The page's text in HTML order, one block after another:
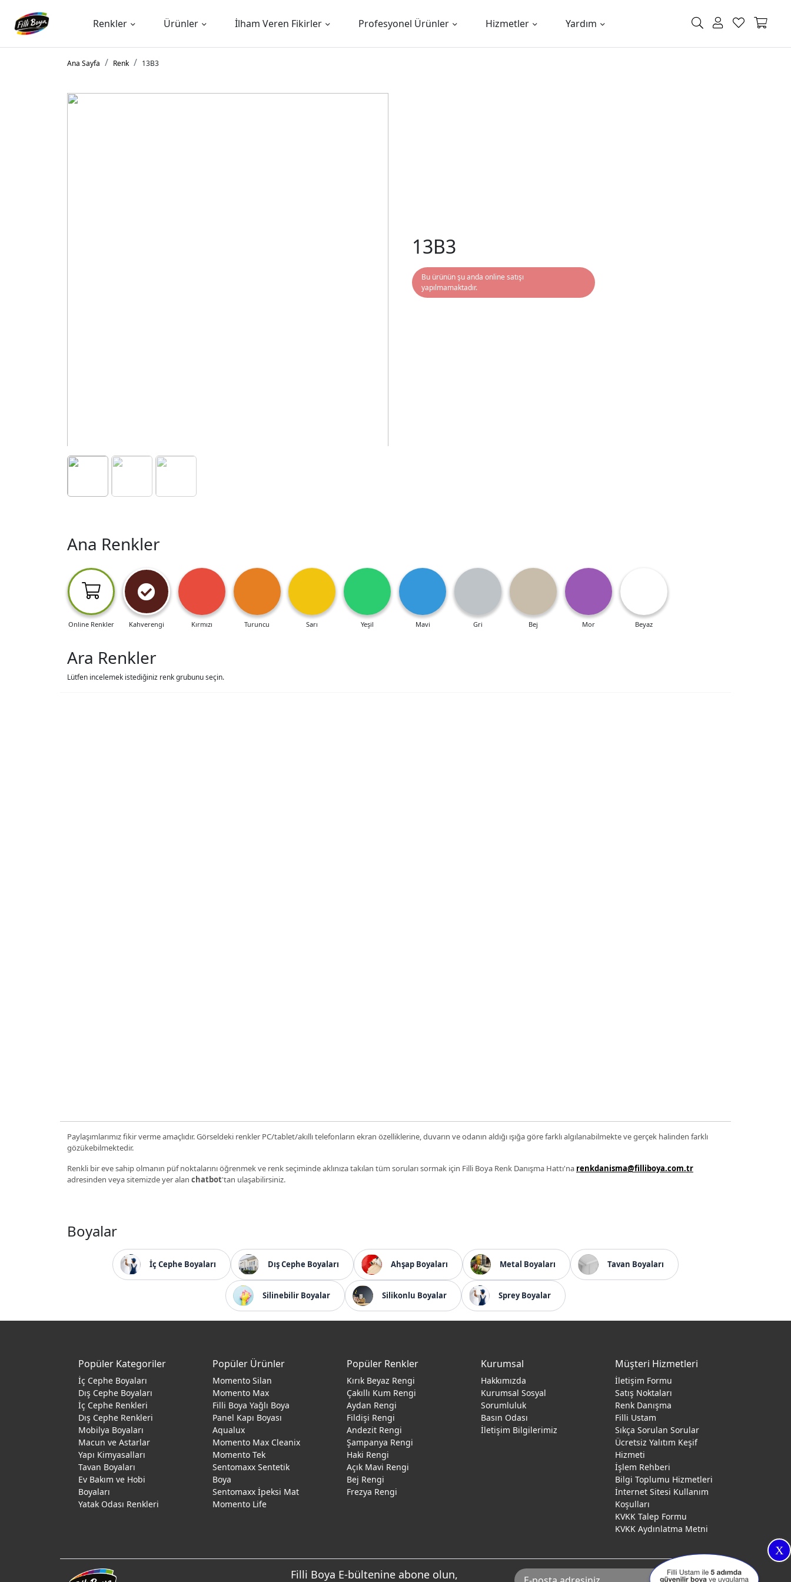
Renkler Ürünler İlham Veren Fikirler Profesyonel Ürünler Hizmetler Yardım
Ana Sayfa Renk 13B3
13B3
Bu ürünün şu anda online satışı
yapılmamaktadır.
Ana Renkler
Online Renkler Kahverengi Kırmızı Turuncu Sarı Yeşil Mavi Gri Bej Mor Beyaz
Ara Renkler
Lütfen incelemek istediğiniz renk grubunu seçin.
Paylaşımlarımız fikir verme amaçlıdır. Görseldeki renkler PC/tablet/akıllı telefonların ekran özelliklerine, duvarın ve odanın aldığı ışığa göre farklı algılanabilmekte ve gerçek halinden farklı
gözükebilmektedir.
Renkli bir eve sahip olmanın püf noktalarını öğrenmek ve renk seçiminde aklınıza takılan tüm soruları sormak için Filli Boya Renk Danışma Hattı'na renkdanisma@filliboya.com.tr
adresinden veya sitemizde yer alan chatbot'tan ulaşabilirsiniz.
Boyalar
İç Cephe Boyaları Dış Cephe Boyaları Ahşap Boyaları Metal Boyaları Tavan Boyaları
Silinebilir Boyalar Silikonlu Boyalar Sprey Boyalar
X
Popüler Kategoriler
İç Cephe Boyaları
Dış Cephe Boyaları
İç Cephe Renkleri
Dış Cephe Renkleri
Mobilya Boyaları
Macun ve Astarlar
Yapı Kimyasalları
Tavan Boyaları
Ev Bakım ve Hobi
Boyaları
Yatak Odası Renkleri
Popüler Ürünler
Momento Silan
Momento Max
Filli Boya Yağlı Boya
Panel Kapı Boyası
Aqualux
Momento Max Cleanix
Momento Tek
Sentomaxx Sentetik
Boya
Sentomaxx İpeksi Mat
Momento Life
Popüler Renkler
Kırık Beyaz Rengi
Çakıllı Kum Rengi
Aydan Rengi
Fildişi Rengi
Andezit Rengi
Şampanya Rengi
Haki Rengi
Açık Mavi Rengi
Bej Rengi
Frezya Rengi
Kurumsal
Hakkımızda
Kurumsal Sosyal
Sorumluluk
Basın Odası
İletişim Bilgilerimiz
Müşteri Hizmetleri
İletişim Formu
Satış Noktaları
Renk Danışma
Filli Ustam
Sıkça Sorulan Sorular
Ücretsiz Yalıtım Keşif
Hizmeti
İşlem Rehberi
Bilgi Toplumu Hizmetleri
İnternet Sitesi Kullanım
Koşulları
KVKK Talep Formu
KVKK Aydınlatma Metni
Filli Boya E-bültenine abone olun,